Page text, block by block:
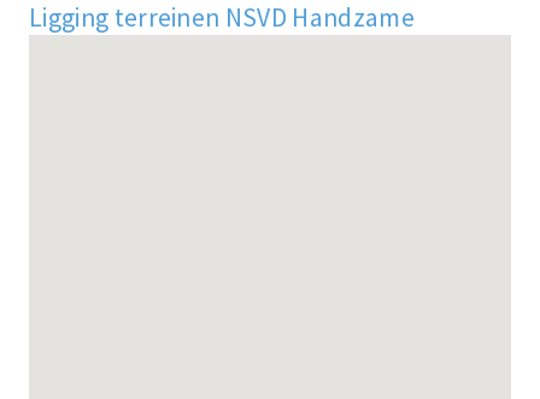
Ligging terreinen NSVD Handzame